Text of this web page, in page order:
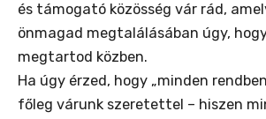
és támogató közösség vár rád,
önmagad megtalálásában úgy,
megtartod közben.
Ha úgy érzed, hogy „minden
főleg várunk szeretettel – hiszen